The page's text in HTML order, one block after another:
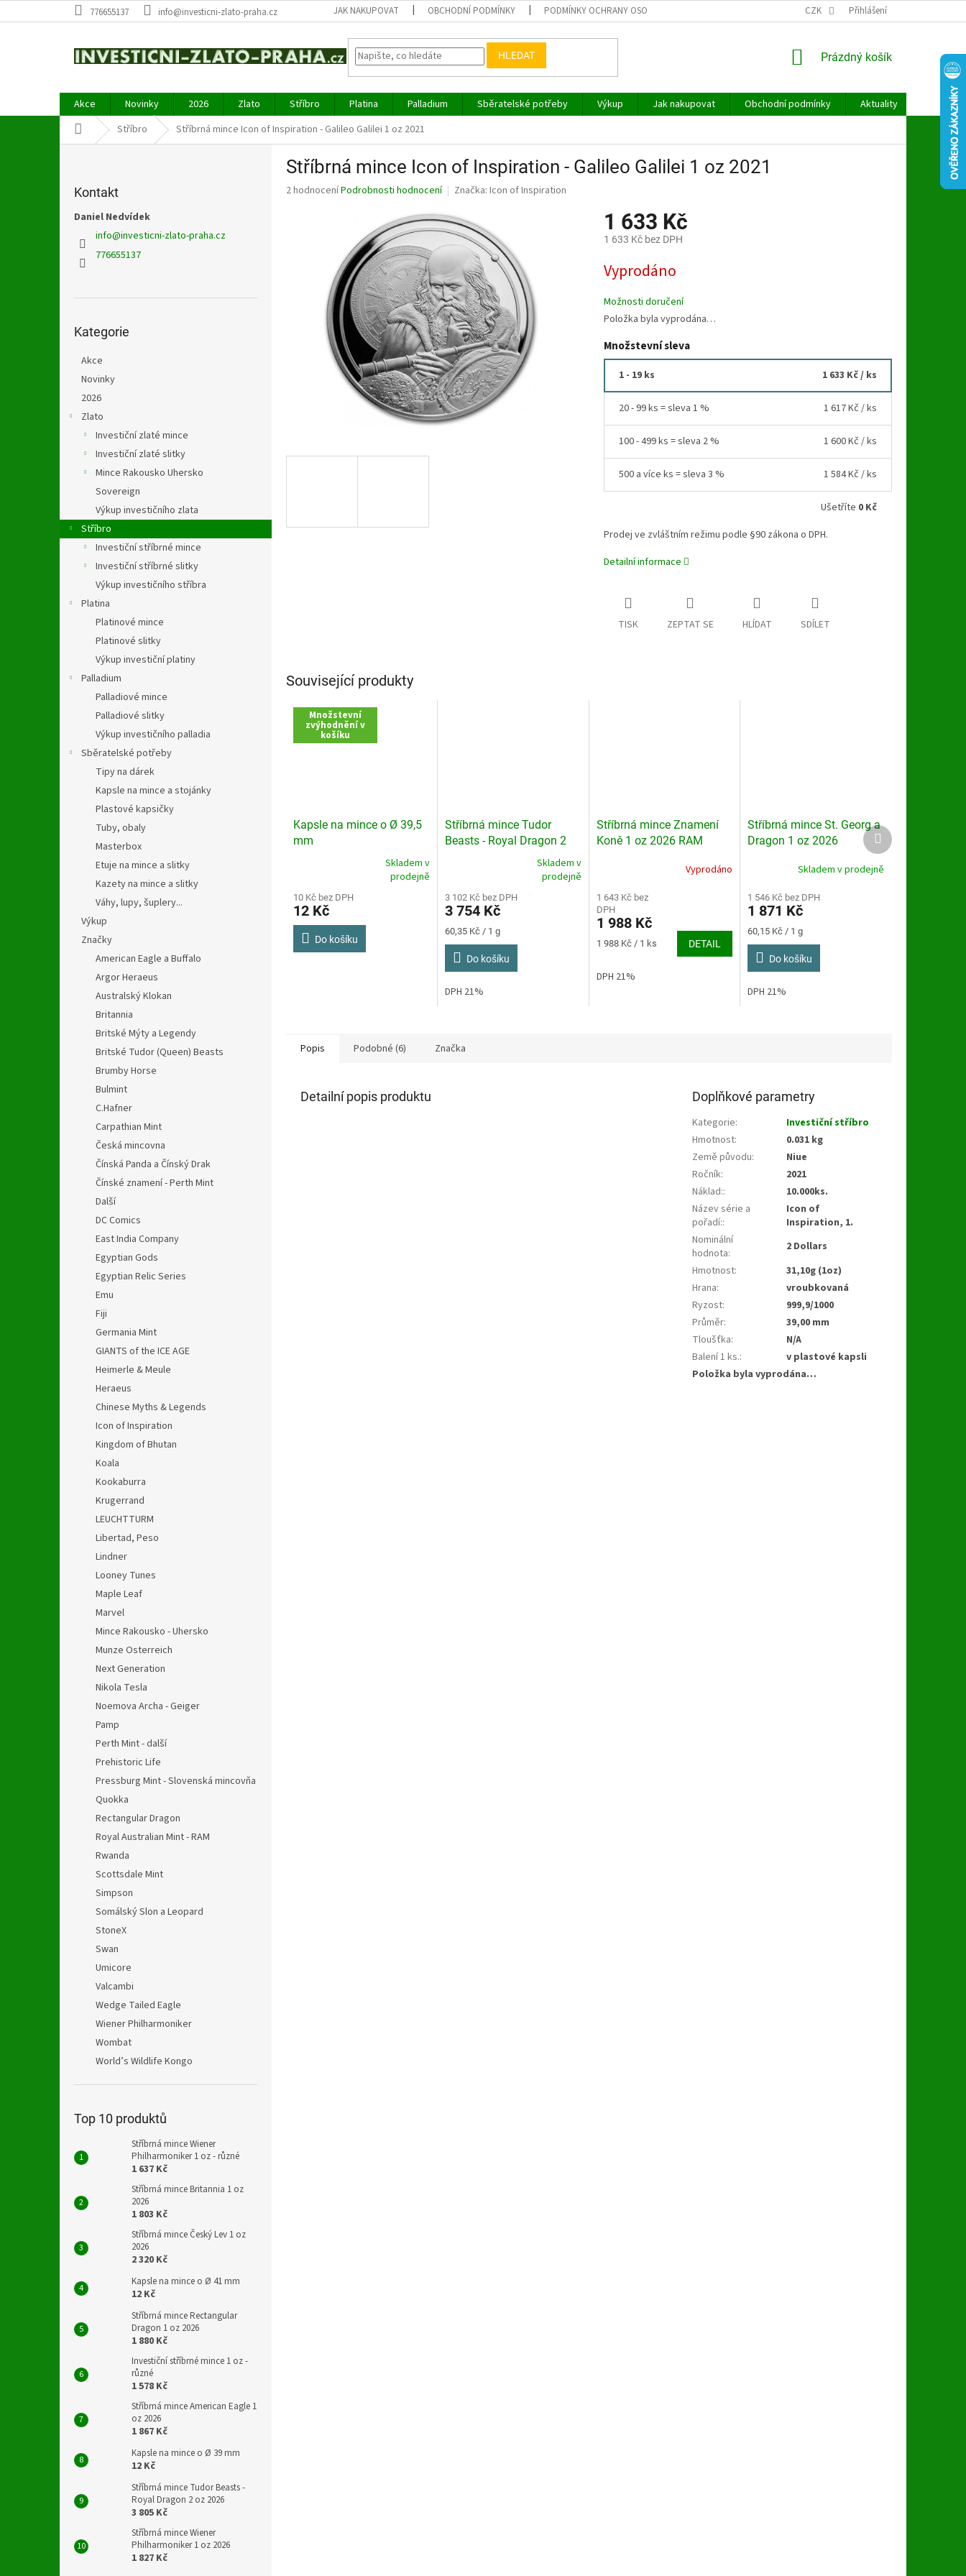
na
776655137 info@investicni-zlato-praha.cz JAK NAKUPOVAT OBCHODNÍ PODMÍNKY PODMÍNKY OCHRANY OSOBNÍCH ÚDAJŮ CZK Přihlášení
HLEDAT
NÁKUPNÍ
Prázdný košík
Akce Novinky 2026 Zlato Stříbro Platina Palladium Sběratelské potřeby Výkup Jak nakupovat Obchodní podmínky Aktuality
Kontakt
Domů Stříbro Stříbrná mince Icon of Inspiration - Galileo Galilei 1 oz 2021
Kontakt
Daniel Nedvídek
info@investicni-zlato-praha.cz
776655137
kategorie
Kategorie
Akce
Novinky
2026
Zlato
Investiční zlaté mince
Investiční zlaté slitky
Mince Rakousko Uhersko
Sovereign
Výkup investičního zlata
Stříbro
Investiční stříbrné mince
Investiční stříbrné slitky
Výkup investičního stříbra
Platina
Platinové mince
Platinové slitky
Výkup investiční platiny
Palladium
Palladiové mince
Palladiové slitky
Výkup investičního palladia
Sběratelské potřeby
Tipy na dárek
Kapsle na mince a stojánky
Plastové kapsičky
Tuby, obaly
Masterbox
Etuje na mince a slitky
Kazety na mince a slitky
Váhy, lupy, šuplery...
Výkup
Značky
American Eagle a Buffalo
Argor Heraeus
Australský Klokan
Britannia
Britské Mýty a Legendy
Britské Tudor (Queen) Beasts
Brumby Horse
Bulmint
C.Hafner
Carpathian Mint
Česká mincovna
Čínská Panda a Čínský Drak
Čínské znamení - Perth Mint
Další
DC Comics
East India Company
Egyptian Gods
Egyptian Relic Series
Emu
Fiji
Germania Mint
GIANTS of the ICE AGE
Heimerle & Meule
Heraeus
Chinese Myths & Legends
Icon of Inspiration
Kingdom of Bhutan
Koala
Kookaburra
Krugerrand
LEUCHTTURM
Libertad, Peso
Lindner
Looney Tunes
Maple Leaf
Marvel
Mince Rakousko - Uhersko
Munze Osterreich
Next Generation
Nikola Tesla
Noemova Archa - Geiger
Pamp
Perth Mint - další
Prehistoric Life
Pressburg Mint - Slovenská mincovňa
Quokka
Rectangular Dragon
Royal Australian Mint - RAM
Rwanda
Scottsdale Mint
Simpson
Somálský Slon a Leopard
StoneX
Swan
Umicore
Valcambi
Wedge Tailed Eagle
Wiener Philharmoniker
Wombat
World’s Wildlife Kongo
Top 10 produktů
Stříbrná mince Wiener
Philharmoniker 1 oz - různé
1 637 Kč
Stříbrná mince Britannia 1 oz
2026
1 803 Kč
Stříbrná mince Český Lev 1 oz
2026
2 320 Kč
Kapsle na mince o Ø 41 mm
12 Kč
Stříbrná mince Rectangular
Dragon 1 oz 2026
1 880 Kč
Investiční stříbrné mince 1 oz -
různé
1 578 Kč
Stříbrná mince American Eagle 1
oz 2026
1 867 Kč
Kapsle na mince o Ø 39 mm
12 Kč
Stříbrná mince Tudor Beasts -
Royal Dragon 2 oz 2026
3 805 Kč
Stříbrná mince Wiener
Philharmoniker 1 oz 2026
1 827 Kč
Stříbrná mince Icon of Inspiration - Galileo Galilei 1 oz 2021
Průměrné
hvězdiček.
2 hodnoceníPodrobnosti hodnocení Značka: Icon of Inspiration
1 633 Kč
1 633 Kč bez DPH
cena:
Vyprodáno
Možnosti doručení
Položka byla vyprodána…
Množstevní sleva
1 - 19 ks 1 633 Kč/ ks
20 - 99 ks = sleva 1 % 1 617 Kč / ks
100 - 499 ks = sleva 2 % 1 600 Kč / ks
500 a více ks = sleva 3 % 1 584 Kč / ks
Ušetříte 0 Kč
Prodej ve zvláštním režimu podle §90 zákona o DPH.
Detailní informace
TISK ZEPTAT SE HLÍDAT SDÍLET
Související produkty
Množstevní
zvýhodnění v
košíku
Kapsle na mince o Ø 39,5
mm
produktu
je
2,7
5
Skladem v
prodejně
10 Kč bez DPH
12 Kč
Do košíku
Stříbrná mince Tudor
Beasts - Royal Dragon 2
produktu
je
5,0
hvězdiček.
Skladem v
prodejně
3 102 Kč bez DPH
3 754 Kč
Měrná
cena:
60,35 Kč / 1 g
Do košíku
DPH 21%
Stříbrná mince Znamení
Koně 1 oz 2026 RAM
produktu
je
5,0
z
Vyprodáno
1 643 Kč bez
DPH
1 988 Kč
Měrná
1 988 Kč / 1 ks DETAIL
DPH 21%
Stříbrná mince St. Georg a
Dragon 1 oz 2026
Skladem v prodejně
1 546 Kč bez DPH
1 871 Kč
Měrná
cena:
60,15 Kč / 1 g
Do košíku
DPH 21%
Další
produkt
Popis Podobné (6) Značka
Detailní popis produktu Doplňkové parametry
Kategorie:
Investiční stříbro
Hmotnost:
0.031 kg
Země původu:
Niue
Ročník:
2021
Náklad::
10.000ks.
Název série a
pořadí::
Icon of
Inspiration, 1.
Nominální
hodnota:
2 Dollars
Hmotnost:
31,10g (1oz)
Hrana:
vroubkovaná
Ryzost:
999,9/1000
Průměr:
39,00 mm
Tloušťka:
N/A
Balení 1 ks.:
v plastové kapsli
Položka byla vyprodána…